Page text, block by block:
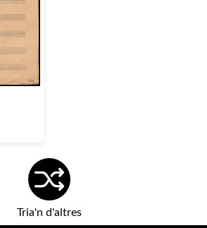
Tria'n d'altres